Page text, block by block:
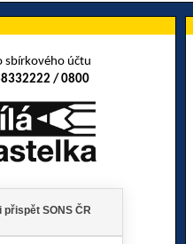
sbírkového účtu
/ 0800